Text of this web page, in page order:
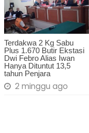
Terdakwa 2 Kg Sabu
Plus 1.670 Butir Ekstasi
Dwi Febro Alias Iwan
Hanya Dituntut 13,5
tahun Penjara
2 minggu ago